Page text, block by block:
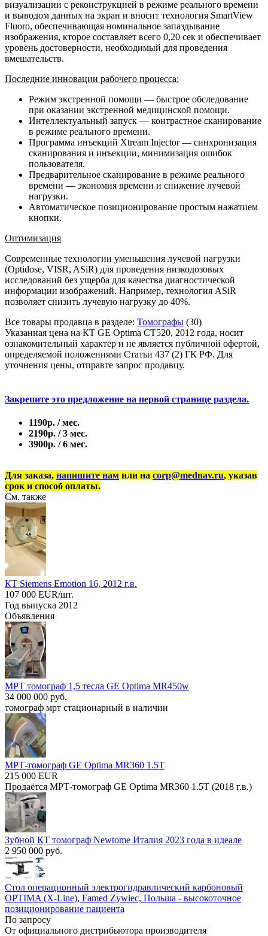
визуализации с реконструкцией в режиме реального времени
и выводом данных на экран и вносит технология SmartView
Fluoro, обеспечивающая номинальное запаздывание
изображения, кторое составляет всего 0,20 сек и обеспечивает
уровень достоверности, необходимый для проведения
вмешательств.
Последние инновации рабочего процесса:
Режим экстренной помощи — быстрое обследование
при оказании экстренной медицинской помощи.
Интеллектуальный запуск — контрастное сканирование
в режиме реального времени.
Программа инъекций Xtream Injector — синхронизация
сканирования и инъекции, минимизация ошибок
пользователя.
Предварительное сканирование в режиме реального
времени — экономия времени и снижение лучевой
нагрузки.
Автоматическое позиционирование простым нажатием
кнопки.
Оптимизация
Современные технологии уменьшения лучевой нагрузки
(Optidose, VISR, ASiR) для проведения низкодозовых
исследований без ущерба для качества диагностической
информации изображений. Например, технология ASiR
позволяет снизить лучевую нагрузку до 40%.
Все товары продавца в разделе: Томографы (30)
Указанная цена на КТ GE Optima CT520, 2012 года, носит
ознакомительный характер и не является публичной офертой,
определяемой положениями Статьи 437 (2) ГК РФ. Для
уточнения цены, отправте запрос продавцу.
Закрепите это предложение на первой странице раздела.
1190р. / мес.
2190р. / 3 мес.
3900р. / 6 мес.
Для заказа, напишите нам или на corp@mednav.ru, указав
срок и способ оплаты.
См. также
КТ Siemens Emotion 16, 2012 г.в.
107 000 EUR/шт.
Год выпуска 2012
Объявления
МРТ томограф 1,5 тесла GE Optima MR450w
34 000 000 руб.
томограф мрт стационарный в наличии
МРТ-томограф GE Optima MR360 1.5T
215 000 EUR
Продаётся МРТ-томограф GE Optima MR360 1.5T (2018 г.в.)
Зубной КТ томограф Newtome Италия 2023 года в идеале
2 950 000 руб.
Стол операционный электрогидравлический карбоновый
OPTIMA (X-Line), Famed Zywiec, Польша - высокоточное
позиционирование пациента
По запросу
От официального дистрибьютора производителя